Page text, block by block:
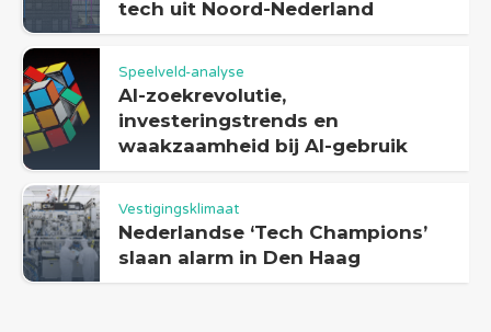
tech uit Noord-Nederland
Speelveld-analyse
AI-zoekrevolutie,
investeringstrends en
waakzaamheid bij AI-gebruik
Vestigingsklimaat
Nederlandse ‘Tech Champions’
slaan alarm in Den Haag